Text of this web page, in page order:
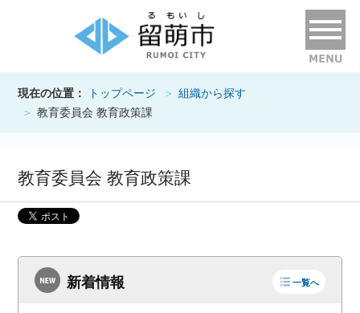
現在の位置： トップページ
組織から探す
教育委員会 教育政策課
教育委員会 教育政策課
新着情報 一覧へ